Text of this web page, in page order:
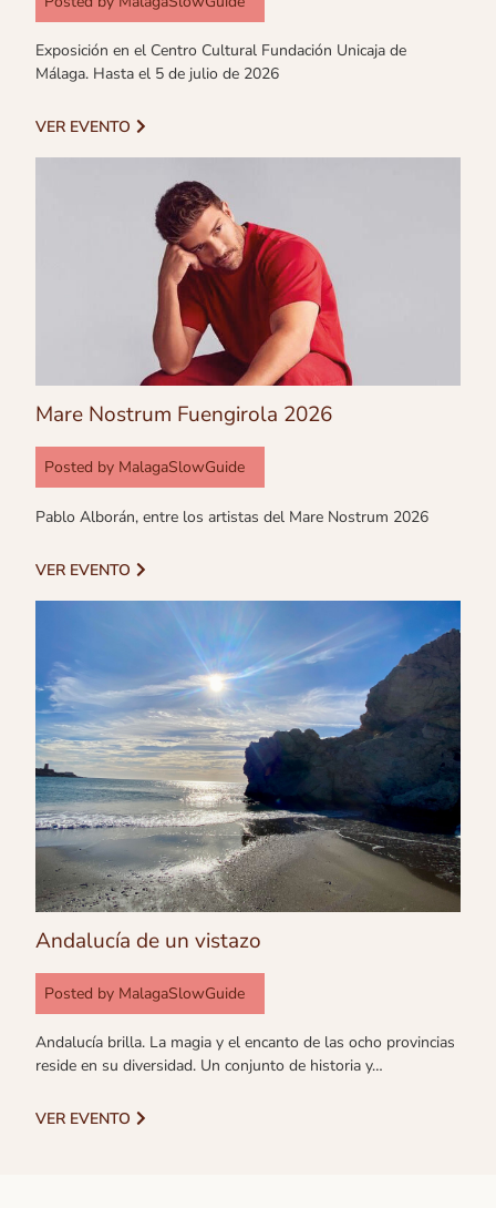
Exposición en el Centro Cultural Fundación Unicaja de
Málaga. Hasta el 5 de julio de 2026
VER EVENTO
Mare Nostrum Fuengirola 2026
Posted by MalagaSlowGuide
Pablo Alborán, entre los artistas del Mare Nostrum 2026
VER EVENTO
Andalucía de un vistazo
Posted by MalagaSlowGuide
Andalucía brilla. La magia y el encanto de las ocho provincias
reside en su diversidad. Un conjunto de historia y…
VER EVENTO